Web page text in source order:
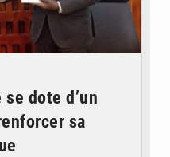
dote d’un
sa